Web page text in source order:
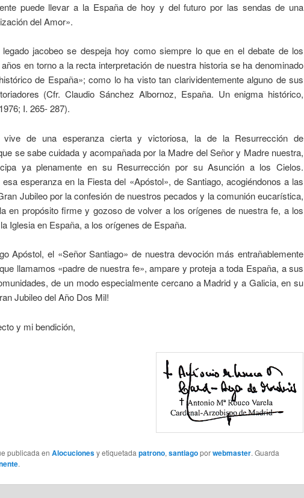
puede llevar a la España de hoy y del futuro por las sendas de una
del Amor».
jacobeo se despeja hoy como siempre lo que en el debate de los
en torno a la recta interpretación de nuestra historia se ha denominado
de España»; como lo ha visto tan clarividentemente alguno de sus
(Cfr. Claudio Sánchez Albornoz, España. Un enigma histórico,
I. 265- 287).
vive de una esperanza cierta y victoriosa, la de la Resurrección de
se sabe cuidada y acompañada por la Madre del Señor y Madre nuestra,
ya plenamente en su Resurrección por su Asunción a los Cielos.
esperanza en la Fiesta del «Apóstol», de Santiago, acogiéndonos a las
Jubileo por la confesión de nuestros pecados y la comunión eucarística,
en propósito firme y gozoso de volver a los orígenes de nuestra fe, a los
Iglesia en España, a los orígenes de España.
Apóstol, el «Señor Santiago» de nuestra devoción más entrañablemente
llamamos «padre de nuestra fe», ampare y proteja a toda España, a sus
de un modo especialmente cercano a Madrid y a Galicia, en su
Jubileo del Año Dos Mil!
y mi bendición,
publicada en Alocucionesy etiquetada patrono, santiagoporwebmaster. Guarda
.